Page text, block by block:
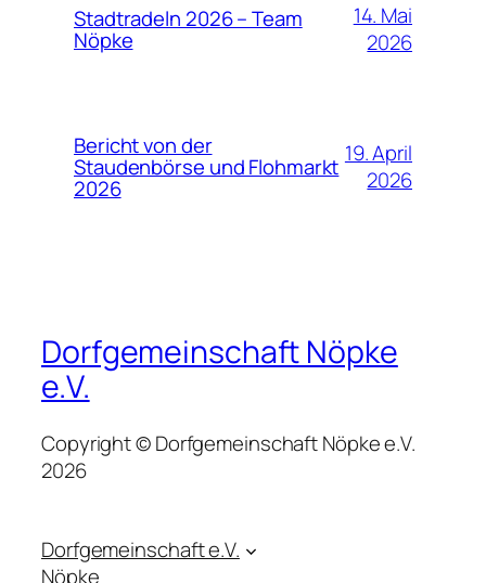
Stadtradeln 2026 – Team
Nöpke
14. Mai
2026
Bericht von der
Staudenbörse und Flohmarkt
2026
19. April
2026
Dorfgemeinschaft Nöpke
e.V.
Copyright © Dorfgemeinschaft Nöpke e.V.
2026
Dorfgemeinschaft e.V.
Nöpke